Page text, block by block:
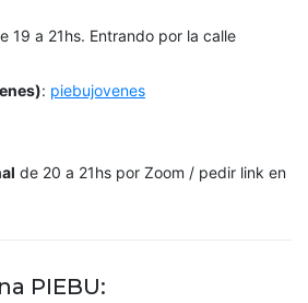
19 a 21hs. Entrando por la calle
: piebujovenes
de 20 a 21hs por Zoom / pedir link en
PIEBU: